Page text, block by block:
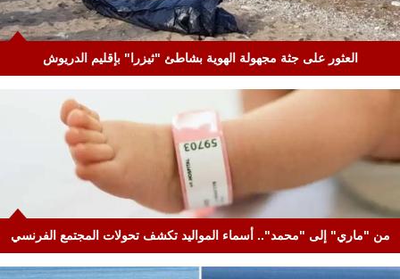
العثور على جثة مجهولة الهوية بشاطئ "ثيزرا" بإقليم الدريوش
من "ماري" إلى "محمد".. أسماء المواليد تكشف تحولات المجتمع الفرنسي